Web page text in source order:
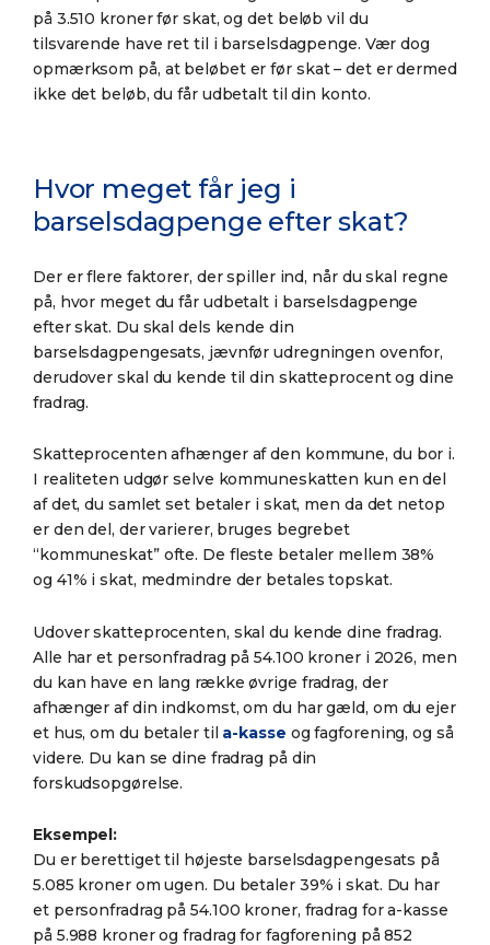
på 3.510 kroner før skat, og det beløb vil du
tilsvarende have ret til i barselsdagpenge. Vær dog
opmærksom på, at beløbet er før skat – det er dermed
ikke det beløb, du får udbetalt til din konto.
Hvor meget får jeg i
barselsdagpenge efter skat?
Der er flere faktorer, der spiller ind, når du skal regne
på, hvor meget du får udbetalt i barselsdagpenge
efter skat. Du skal dels kende din
barselsdagpengesats, jævnfør udregningen ovenfor,
derudover skal du kende til din skatteprocent og dine
fradrag.
Skatteprocenten afhænger af den kommune, du bor i.
I realiteten udgør selve kommuneskatten kun en del
af det, du samlet set betaler i skat, men da det netop
er den del, der varierer, bruges begrebet
“kommuneskat” ofte. De fleste betaler mellem 38%
og 41% i skat, medmindre der betales topskat.
Udover skatteprocenten, skal du kende dine fradrag.
Alle har et personfradrag på 54.100 kroner i 2026, men
du kan have en lang række øvrige fradrag, der
afhænger af din indkomst, om du har gæld, om du ejer
et hus, om du betaler til a-kasse og fagforening, og så
videre. Du kan se dine fradrag på din
forskudsopgørelse.
Eksempel:
Du er berettiget til højeste barselsdagpengesats på
5.085 kroner om ugen. Du betaler 39% i skat. Du har
et personfradrag på 54.100 kroner, fradrag for a-kasse
på 5.988 kroner og fradrag for fagforening på 852